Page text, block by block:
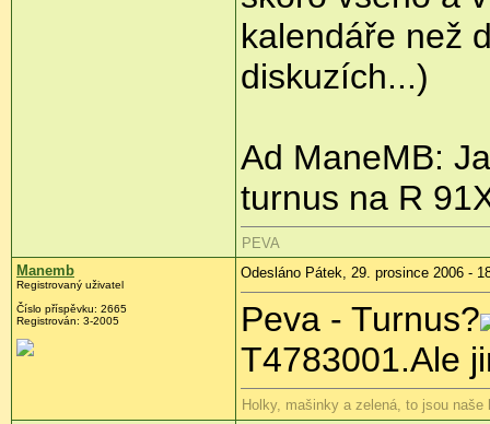
kalendáře než
diskuzích...)
Ad ManeMB:
turnus na R
PEVA
Manemb
Registrovaný uživatel
Číslo příspěvku: 2665
Registrován: 3-2005
Odesláno Pátek, 29. prosince 2006 -
Peva - Turnus?
T4783001.Ale
Holky, mašinky a zelená, to jsou naše